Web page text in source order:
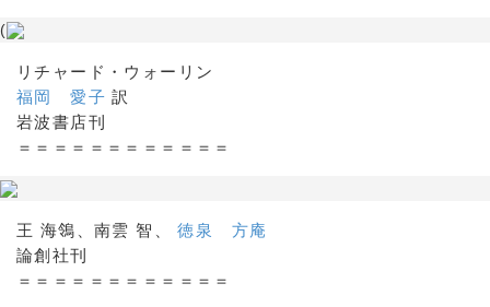
(
リチャード・ウォーリン
福岡 愛子 訳
岩波書店刊
＝＝＝＝＝＝＝＝＝＝＝＝
王 海鴒、南雲 智、徳泉 方庵
論創社刊
＝＝＝＝＝＝＝＝＝＝＝＝